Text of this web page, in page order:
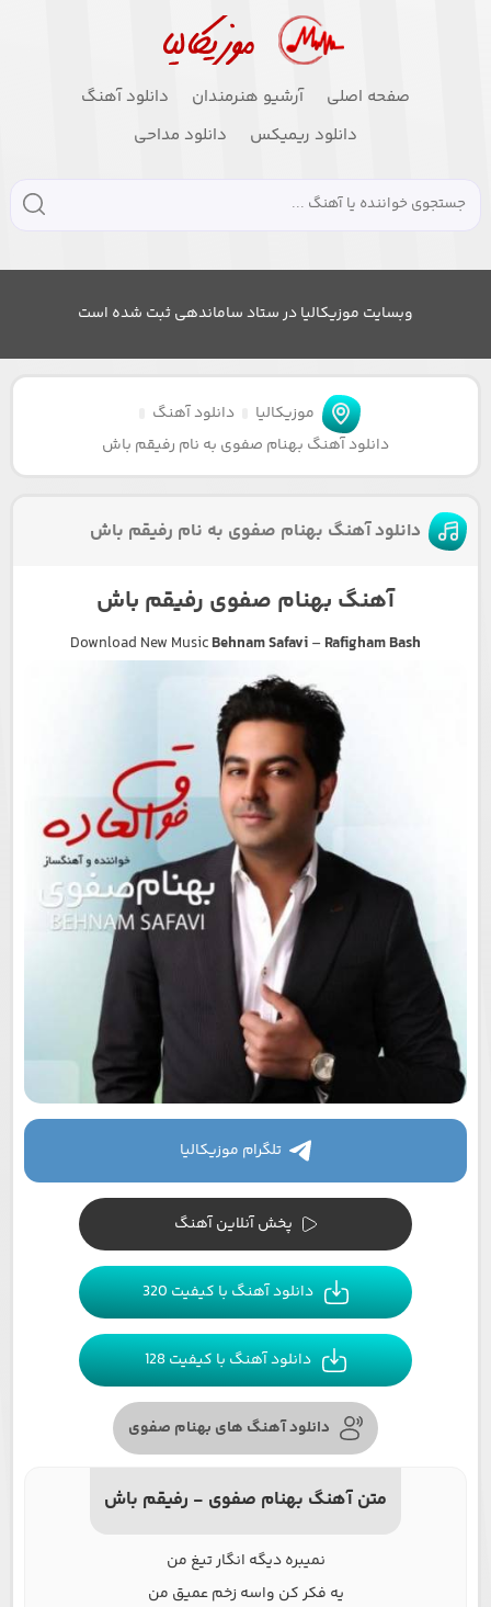
صفحه اصلی آرشیو هنرمندان
دانلود آهنگ
دانلود ریمیکس
دانلود مداحی
وبسایت موزیکالیا در ستاد ساماندهی ثبت شده است
موزیکالیا
دانلود آهنگ
دانلود آهنگ بهنام صفوی به نام رفیقم باش
دانلود آهنگ بهنام صفوی به نام رفیقم باش
آهنگ بهنام صفوی رفیقم باش
Download New MusicBehnam Safavi– Rafigham Bash
تلگرام موزیکالیا
پخش آنلاین آهنگ
دانلود آهنگ با کیفیت 320
دانلود آهنگ با کیفیت 128
دانلود آهنگ های بهنام صفوی
متن آهنگ بهنام صفوی - رفیقم باش
نمیبره دیگه انگار تیغ من
یه فکر کن واسه زخم عمیق من